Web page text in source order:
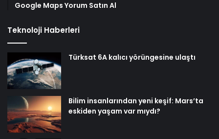
Google Maps Yorum Satın Al
Teknoloji Haberleri
Türksat 6A kalıcı yörüngesine ulaştı
Bilim insanlarından yeni keşif: Mars’ta
eskiden yaşam var mıydı?